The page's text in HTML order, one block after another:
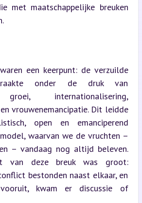
met maatschappelijke breuken
een keerpunt: de verzuilde
onder de druk van
groei, internationalisering,
vrouwenemancipatie. Dit leidde
open en emanciperend
waarvan we de vruchten –
– vandaag nog altijd beleven.
van deze breuk was groot:
bestonden naast elkaar, en
kwam er discussie of